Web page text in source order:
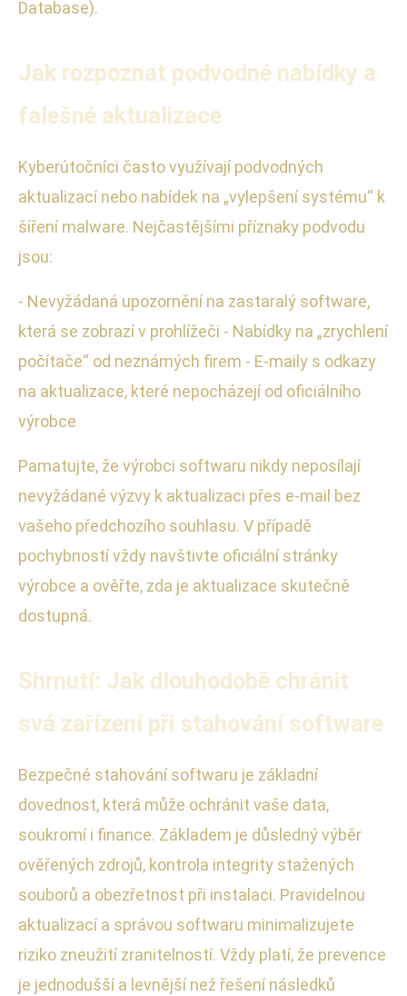
Database).
Jak rozpoznat podvodné nabídky a
falešné aktualizace
Kyberútočníci často využívají podvodných
aktualizací nebo nabídek na „vylepšení systému“ k
šíření malware. Nejčastějšími příznaky podvodu
jsou:
- Nevyžádaná upozornění na zastaralý software,
která se zobrazí v prohlížeči - Nabídky na „zrychlení
počítače“ od neznámých firem - E-maily s odkazy
na aktualizace, které nepocházejí od oficiálního
výrobce
Pamatujte, že výrobci softwaru nikdy neposílají
nevyžádané výzvy k aktualizaci přes e-mail bez
vašeho předchozího souhlasu. V případě
pochybností vždy navštivte oficiální stránky
výrobce a ověřte, zda je aktualizace skutečně
dostupná.
Shrnutí: Jak dlouhodobě chránit
svá zařízení při stahování software
Bezpečné stahování softwaru je základní
dovednost, která může ochránit vaše data,
soukromí i finance. Základem je důsledný výběr
ověřených zdrojů, kontrola integrity stažených
souborů a obezřetnost při instalaci. Pravidelnou
aktualizací a správou softwaru minimalizujete
riziko zneužití zranitelností. Vždy platí, že prevence
je jednodušší a levnější než řešení následků